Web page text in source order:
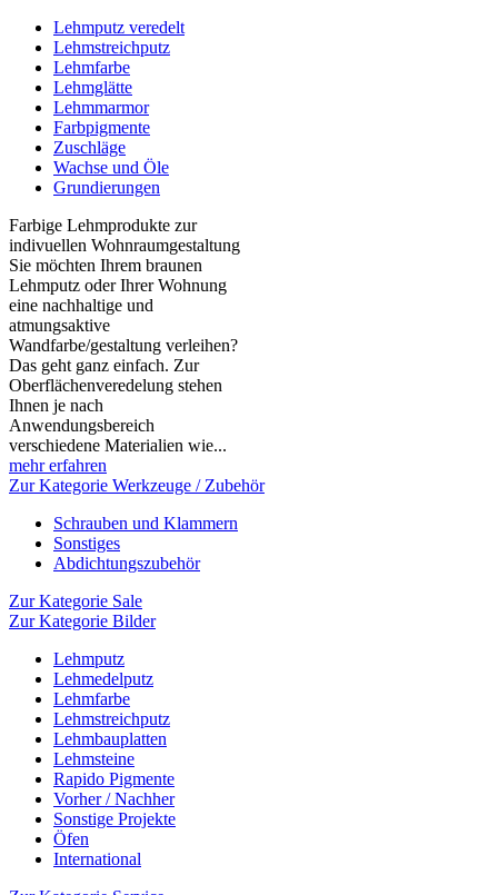
Lehmputz veredelt
Lehmstreichputz
Lehmfarbe
Lehmglätte
Lehmmarmor
Farbpigmente
Zuschläge
Wachse und Öle
Grundierungen
Farbige Lehmprodukte zur
indivuellen Wohnraumgestaltung
Sie möchten Ihrem braunen
Lehmputz oder Ihrer Wohnung
eine nachhaltige und
atmungsaktive
Wandfarbe/gestaltung verleihen?
Das geht ganz einfach. Zur
Oberflächenveredelung stehen
Ihnen je nach
Anwendungsbereich
verschiedene Materialien wie...
mehr erfahren
Zur Kategorie Werkzeuge / Zubehör
Schrauben und Klammern
Sonstiges
Abdichtungszubehör
Zur Kategorie Sale
Zur Kategorie Bilder
Lehmputz
Lehmedelputz
Lehmfarbe
Lehmstreichputz
Lehmbauplatten
Lehmsteine
Rapido Pigmente
Vorher / Nachher
Sonstige Projekte
Öfen
International